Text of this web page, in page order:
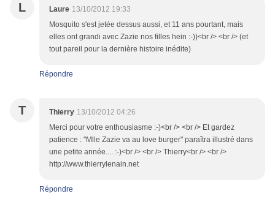
L Laure 13/10/2012 19:33
Mosquito s'est jetée dessus aussi, et 11 ans pourtant, mais
elles ont grandi avec Zazie nos filles hein :-))<br /> <br /> (et
tout pareil pour la dernière histoire inédite)
Répondre
T Thierry 13/10/2012 04:26
Merci pour votre enthousiasme :-)<br /> <br /> Et gardez
patience : "Mlle Zazie va au love burger" paraîtra illustré dans
une petite année.... :-)<br /> <br /> Thierry<br /> <br />
http://www.thierrylenain.net
Répondre